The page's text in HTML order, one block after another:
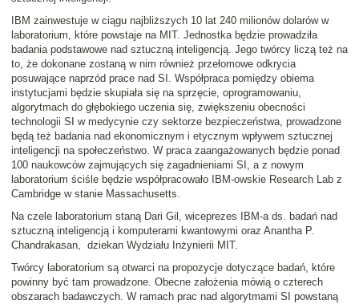
IBM zainwestuje w ciągu najbliższych 10 lat 240 milionów dolarów w
laboratorium, które powstaje na MIT. Jednostka będzie prowadziła
badania podstawowe nad sztuczną inteligencją. Jego twórcy liczą też na
to, że dokonane zostaną w nim również przełomowe odkrycia
posuwające naprzód prace nad SI. Współpraca pomiędzy obiema
instytucjami będzie skupiała się na sprzęcie, oprogramowaniu,
algorytmach do głębokiego uczenia się, zwiększeniu obecności
technologii SI w medycynie czy sektorze bezpieczeństwa, prowadzone
będą też badania nad ekonomicznym i etycznym wpływem sztucznej
inteligencji na społeczeństwo. W praca zaangażowanych będzie ponad
100 naukowców zajmujących się zagadnieniami SI, a z nowym
laboratorium ściśle będzie współpracowało IBM-owskie Research Lab z
Cambridge w stanie Massachusetts.
Na czele laboratorium staną Dari Gil, wiceprezes IBM-a ds. badań nad
sztuczną inteligencją i komputerami kwantowymi oraz Anantha P.
Chandrakasan, dziekan Wydziału Inżynierii MIT.
Twórcy laboratorium są otwarci na propozycje dotyczące badań, które
powinny być tam prowadzone. Obecne założenia mówią o czterech
obszarach badawczych. W ramach prac nad algorytmami SI powstaną